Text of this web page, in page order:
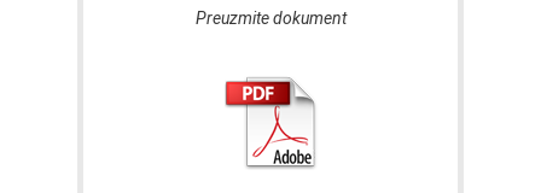
Preuzmite dokument